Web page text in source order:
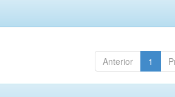
Anterior 1